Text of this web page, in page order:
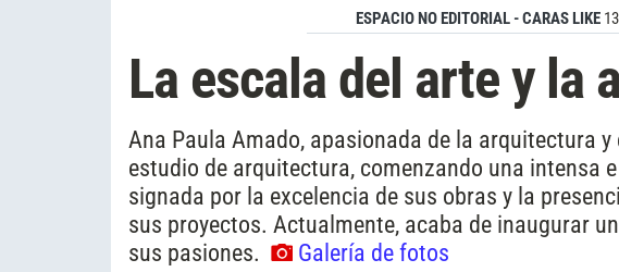
ESPACIO NO EDITORIAL - CARAS LIKE
La escala del arte y la
Ana Paula Amado, apasionada de la arquitectura
estudio de arquitectura, comenzando una intensa
signada por la excelencia de sus obras y la
sus proyectos. Actualmente, acaba de inaugurar
sus pasiones.
Galería de fotos